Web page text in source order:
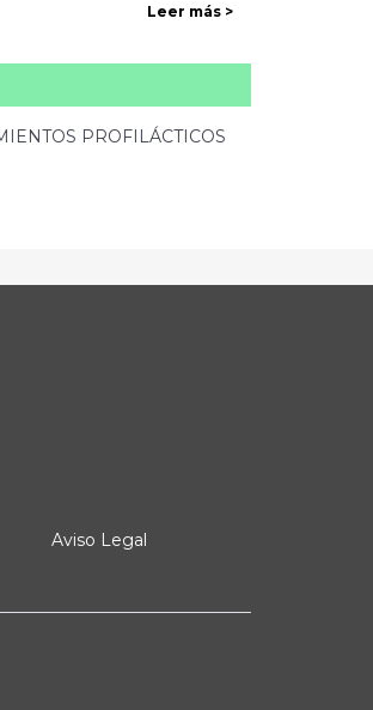
Leer más >
PROFILÁCTICOS
Aviso Legal